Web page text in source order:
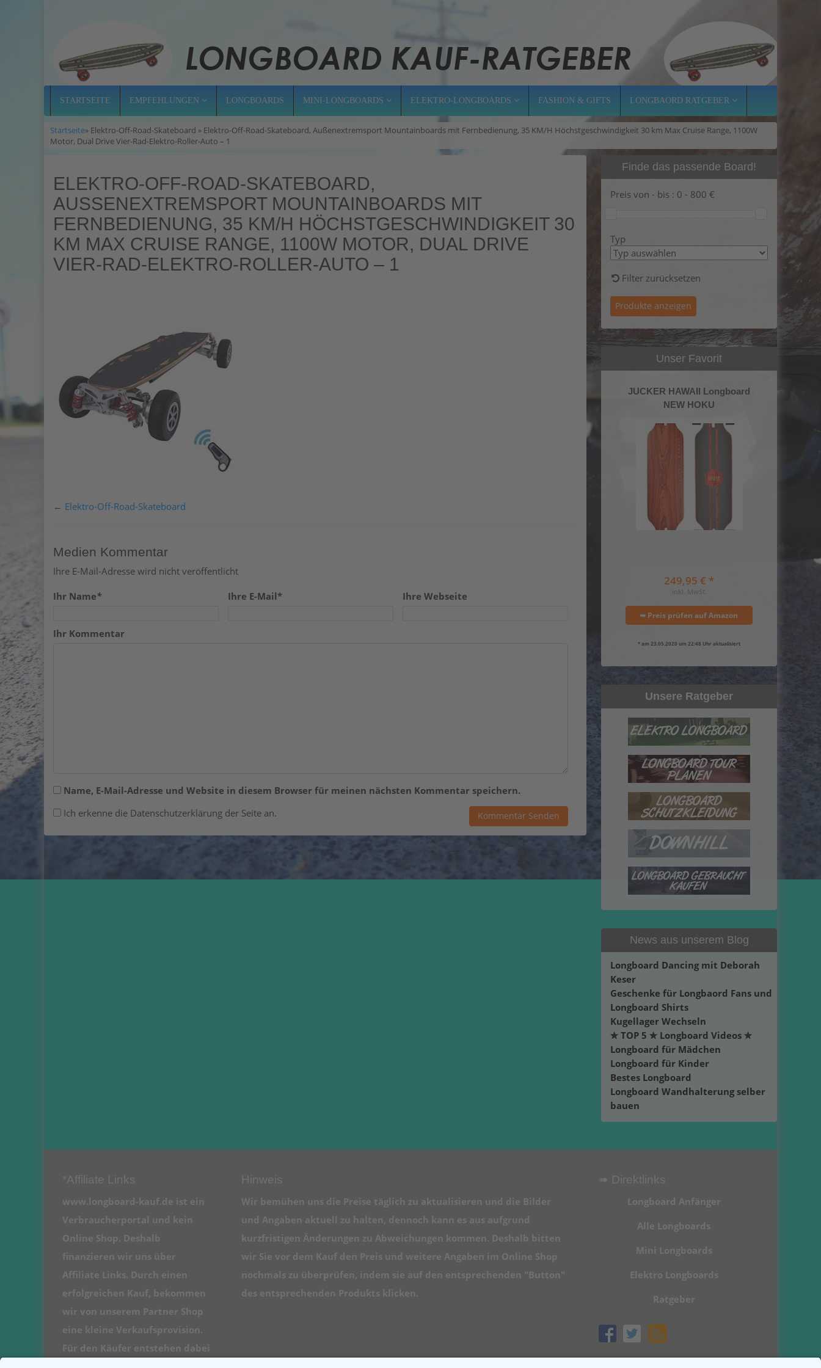
STARTSEITE EMPFEHLUNGEN LONGBOARDS MINI-LONGBOARDS ELEKTRO-LONGBOARDS FASHION & GIFTS LONGBAORD RATGEBER
Startseite» Elektro-Off-Road-Skateboard » Elektro-Off-Road-Skateboard, Außenextremsport Mountainboards mit Fernbedienung, 35 KM/H Höchstgeschwindigkeit 30 km Max Cruise Range, 1100W
Motor, Dual Drive Vier-Rad-Elektro-Roller-Auto – 1
ELEKTRO-OFF-ROAD-SKATEBOARD,
AUSSENEXTREMSPORT MOUNTAINBOARDS MIT F
ERNBEDIENUNG, 35 KM/H HÖCHSTGESCHWINDIGKEIT 30 K
M MAX CRUISE RANGE, 1100W MOTOR, DUAL DRIVE V
IER-RAD-ELEKTRO-ROLLER-AUTO – 1
← Elektro-Off-Road-Skateboard
Medien Kommentar
Ihre E-Mail-Adresse wird nicht veröffentlicht
Ihr Name* Ihre E-Mail* Ihre Webseite
Ihr Kommentar
Name, E-Mail-Adresse und Website in diesem Browser für meinen nächsten Kommentar speichern.
Ich erkenne die Datenschutzerklärung der Seite an.
Finde das passende Board!
Preis von - bis : 0 - 800 €
Typ
Filter zurücksetzen
Unser Favorit
JUCKER HAWAII Longboard
NEW HOKU
249,95 € *
➥ Preis prüfen auf Amazon
* am 23.05.2020 um 22:48 Uhr aktualisiert
Unsere Ratgeber
News aus unserem Blog
Longboard Dancing mit Deborah
Keser
Geschenke für Longbaord Fans und
Longboard Shirts
Kugellager Wechseln
✮ TOP 5 ✮ Longboard Videos ✮
Longboard für Mädchen
Longboard für Kinder
Bestes Longboard
Longboard Wandhalterung selber
bauen
*Affiliate Links
www.longboard-kauf.de ist ein
Verbraucherportal und kein
Online Shop. Deshalb
finanzieren wir uns über
Affiliate Links. Durch einen
erfolgreichen Kauf, bekommen
wir von unserem Partner Shop
eine kleine Verkaufsprovision.
Für den Käufer entstehen dabei
Hinweis
Wir bemühen uns die Preise täglich zu aktualisieren und die Bilder
und Angaben aktuell zu halten, dennoch kann es aus aufgrund
kurzfristigen Änderungen zu Abweichungen kommen. Deshalb bitten
wir Sie vor dem Kauf den Preis und weitere Angaben im Online Shop
nochmals zu überprüfen, indem sie auf den entsprechenden "Button"
des entsprechenden Produkts klicken.
➠ Direktlinks
Longboard Anfänger
Alle Longboards
Mini Longboards
Elektro Longboards
Ratgeber